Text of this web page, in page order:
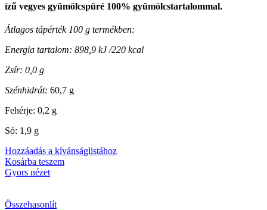
ízű vegyes gyümölcspüré 100% gyümölcstartalommal.
Átlagos tápérték 100 g termékben:
Energia tartalom: 898,9 kJ /220 kcal
Zsír: 0,0 g
Szénhidrát: 60,7 g
Fehérje: 0,2 g
Só: 1,9 g
Hozzáadás a kívánságlistához
Kosárba teszem
Gyors nézet
Összehasonlít